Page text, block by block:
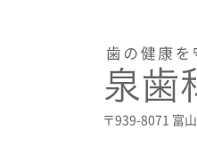
〒939-8071 富